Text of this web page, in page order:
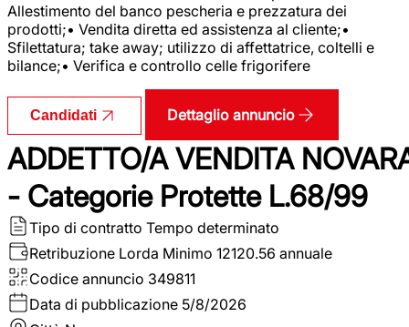
Allestimento del banco pescheria e prezzatura dei
prodotti;• Vendita diretta ed assistenza al cliente;•
Sfilettatura; take away; utilizzo di affettatrice, coltelli e
bilance;• Verifica e controllo celle frigorifere
Candidati Dettaglio annuncio
ADDETTO/A VENDITA
- Categorie Protette L.68/99
Tipo di contratto Tempo determinato
Retribuzione Lorda Minimo 12120.56 annuale
Codice annuncio 349811
Data di pubblicazione 5/8/2026